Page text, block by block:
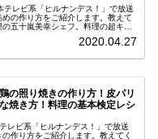
レビ系「ヒルナンデス！」で放送
の作り方をご紹介します。教えて
五十嵐美幸シェフ。料理の超キホ
2020.04.27
の照り焼きの作り方！皮パリ
焼き方！料理の基本検定レシ
レビ系「ヒルナンデス！」で放送
作り方をご紹介します。教えてく